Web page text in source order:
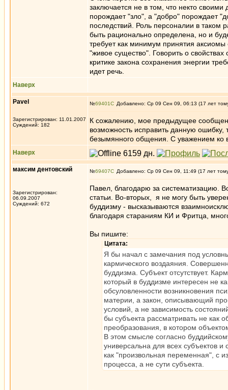
заключается не в том, что некто
порождает "зло", а "добро" порождает
последствий. Роль персоналии в таком
быть рационально определена, но и
требует как минимум принятия
"живое существо". Говорить о
критике закона сохранения энергии
идет речь.
Наверх
Pavel
Зарегистрирован: 11.01.2007
Суждений: 182
№69401 Добавлено: Ср 09 Сен 09, 06:13 (17 лет
К сожалению, мое предыдущее
возможность исправить данную ошибку,
безымянного общения. С уважением ко
Наверх
максим дентовский
Зарегистрирован:
06.09.2007
Суждений: 672
№69407 Добавлено: Ср 09 Сен 09, 11:49 (17 лет
Павел, благодарю за
статьи. Во-вторых, я не могу быть
буддизму - высказываются
благодаря стараниям КИ и Фритца,
Вы пишите:
Цитата:
Я бы начал с замечания под
кармического воздаяния.
буддизма. Субъект отсутствует.
который в буддизме интересен не
обсуловленности возникновения
материи, а закон, описывающий
условий, а не зависимость
бы субъекта рассматривать не как
преобразования, в котором
В этом смысле согласно
универсальна для всех субъектов и
как "произвольная переменная", с
процесса, а не сути субъекта.